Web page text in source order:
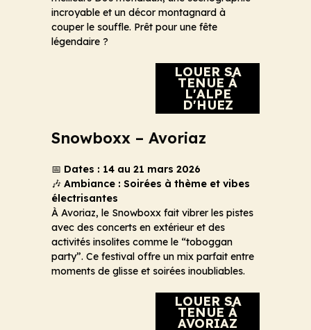
incroyable et un décor montagnard à
couper le souffle. Prêt pour une fête
légendaire ?
LOUER SA
TENUE À
L'ALPE
D'HUEZ
Snowboxx – Avoriaz
📅 Dates : 14 au 21 mars 2026
🎶 Ambiance : Soirées à thème et vibes
électrisantes
À Avoriaz, le Snowboxx fait vibrer les pistes
avec des concerts en extérieur et des
activités insolites comme le “toboggan
party”. Ce festival offre un mix parfait entre
moments de glisse et soirées inoubliables.
LOUER SA
TENUE À
AVORIAZ